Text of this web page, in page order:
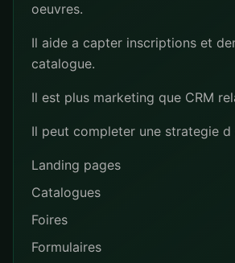
oeuvres.
Il aide a capter inscriptions et
catalogue.
Il est plus marketing que CRM
Il peut completer une strategie d
Landing pages
Catalogues
Foires
Formulaires